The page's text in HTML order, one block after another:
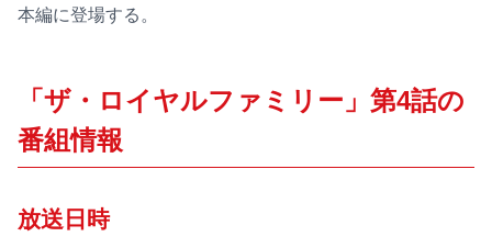
本編に登場する。
「ザ・ロイヤルファミリー」第4話の
番組情報
放送日時